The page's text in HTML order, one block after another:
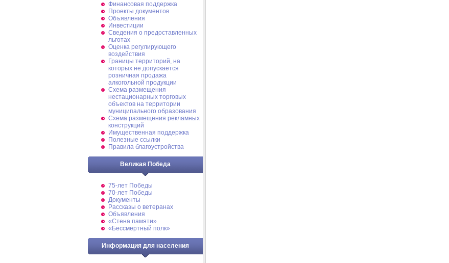
Финансовая поддержка
Проекты документов
Объявления
Инвестиции
Сведения о предоставленных
льготах
Оценка регулирующего
воздействия
Границы территорий, на
которых не допускается
розничная продажа
алкогольной продукции
Схема размещения
нестационарных торговых
объектов на территории
муниципального образования
Схема размещения рекламных
конструкций
Имущественная поддержка
Полезные ссылки
Правила благоустройства
Великая Победа
75-лет Победы
70-лет Победы
Документы
Рассказы о ветеранах
Объявления
«Стена памяти»
«Бессмертный полк»
Информация для населения